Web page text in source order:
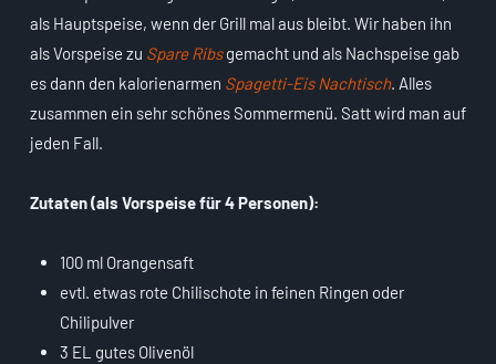
als Hauptspeise, wenn der Grill mal aus bleibt. Wir haben ihn
als Vorspeise zu Spare Ribsgemacht und als Nachspeise gab
es dann den kalorienarmen Spagetti-Eis Nachtisch. Alles
zusammen ein sehr schönes Sommermenü. Satt wird man auf
jeden Fall.
Zutaten (als Vorspeise für 4 Personen):
100 ml Orangensaft
evtl. etwas rote Chilischote in feinen Ringen oder
Chilipulver
3 EL gutes Olivenöl